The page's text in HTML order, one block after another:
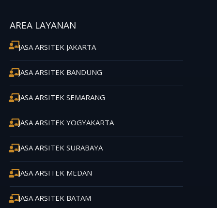
AREA LAYANAN
JASA ARSITEK JAKARTA
JASA ARSITEK BANDUNG
JASA ARSITEK SEMARANG
JASA ARSITEK YOGYAKARTA
JASA ARSITEK SURABAYA
JASA ARSITEK MEDAN
JASA ARSITEK BATAM